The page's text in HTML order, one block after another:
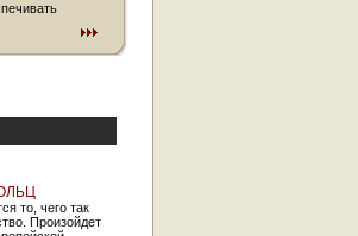
то, чего так
Произойдет